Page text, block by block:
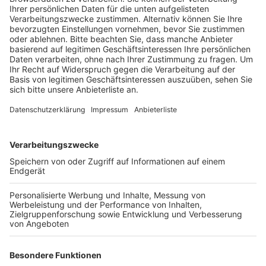
sind fast zwei Drittel weniger als im Jahr davor zur
gleichen Zeit.
Veröffentlicht:Dienstag, 07.07.2020 14:54
Anzeige
Allerdings sind alle Zahlen mit Vorsicht zu genießen:
denn es sind noch nicht alle Tempo-Sünder erfasst.
Außerdem hat die Polizei wegen der Corona-Krise
wochenlang gar nicht geblitzt. Und viele Tempo-
Sünder könnten Glück haben und um ein Fahrverbot
herumkommen. Denn der neue Bußgeld-Katalog ist in
einigen Teilen ungültig, deshalb erlässt der Kreis nach
eigenen Angaben zurzeit keine Bußgeldbescheide für